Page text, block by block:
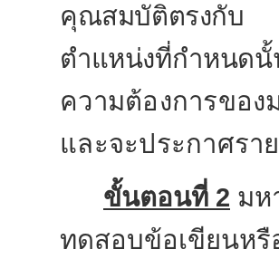
คุณสมบัติตรงกับ
ตำแหน่งที่กำหนดนั้
ความต้องการของ
และจะประกาศร
ขั้นตอนที่ 2 มห
ทดสอบข้อเขียนห